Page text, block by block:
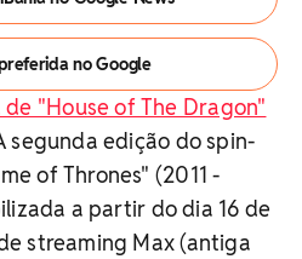
no Google
"House of The Dragon"
segunda edição do spin-
of Thrones" (2011 -
a partir do dia 16 de
streaming Max (antiga